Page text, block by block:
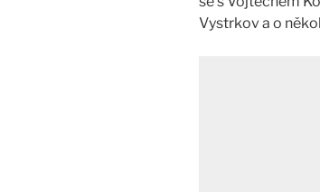
Vystrkov a o